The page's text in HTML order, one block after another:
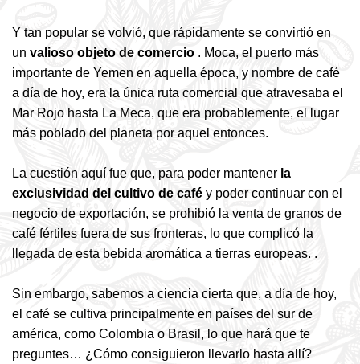
Y tan popular se volvió, que rápidamente se convirtió en
un valioso objeto de comercio . Moca, el puerto más
importante de Yemen en aquella época, y nombre de café
a día de hoy, era la única ruta comercial que atravesaba el
Mar Rojo hasta La Meca, que era probablemente, el lugar
más poblado del planeta por aquel entonces.
La cuestión aquí fue que, para poder mantener la
exclusividad del cultivo de café y poder continuar con el
negocio de exportación, se prohibió la venta de granos de
café fértiles fuera de sus fronteras, lo que complicó la
llegada de esta bebida aromática a tierras europeas. .
Sin embargo, sabemos a ciencia cierta que, a día de hoy,
el café se cultiva principalmente en países del sur de
américa, como Colombia o Brasil, lo que hará que te
preguntes… ¿Cómo consiguieron llevarlo hasta allí?